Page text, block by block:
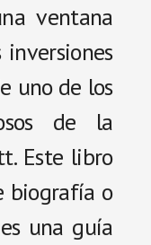
ventana
uno de los
de la
Este libro
biografía o
una guía